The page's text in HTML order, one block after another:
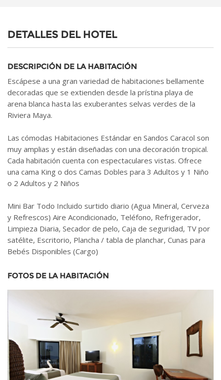
DETALLES DEL HOTEL
DESCRIPCIÓN DE LA HABITACIÓN
Escápese a una gran variedad de habitaciones bellamente
decoradas que se extienden desde la prístina playa de
arena blanca hasta las exuberantes selvas verdes de la
Riviera Maya.
Las cómodas Habitaciones Estándar en Sandos Caracol son
muy amplias y están diseñadas con una decoración tropical.
Cada habitación cuenta con espectaculares vistas. Ofrece
una cama King o dos Camas Dobles para 3 Adultos y 1 Niño
o 2 Adultos y 2 Niños
Mini Bar Todo Incluido surtido diario (Agua Mineral, Cerveza
y Refrescos) Aire Acondicionado, Teléfono, Refrigerador,
Limpieza Diaria, Secador de pelo, Caja de seguridad, TV por
satélite, Escritorio, Plancha / tabla de planchar, Cunas para
Bebés Disponibles (Cargo)
FOTOS DE LA HABITACIÓN